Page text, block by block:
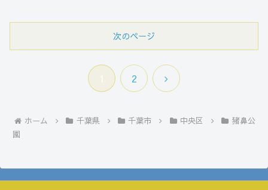
次のページ
1 2
次
ホーム 千葉県 千葉市 中央区
猪鼻公
園